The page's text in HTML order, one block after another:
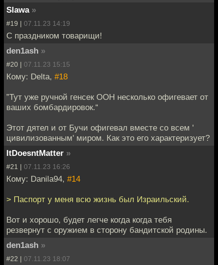
Slawa »
#19 | 07.11.23 14:19
С праздником товарищи!
den1ash »
#20 | 07.11.23 15:15
Кому: Delta, #18
”Тут уже ручной генсек ООН несколько офигевает от
ваших бомбардировок.“
Этот дятел и от Бучи офигевал вместе со всем '
цивилизованным' миром. Как это его характеризует?
ItDoesntMatter »
#21 | 07.11.23 16:26
Кому: Danila94, #14
> Паспорт у меня всю жизнь был Израильский.
Вот и хорошо, будет легче когда когда тебя
резвернут с оружием в сторону бандитской родины.
den1ash »
#22 | 07.11.23 18:07